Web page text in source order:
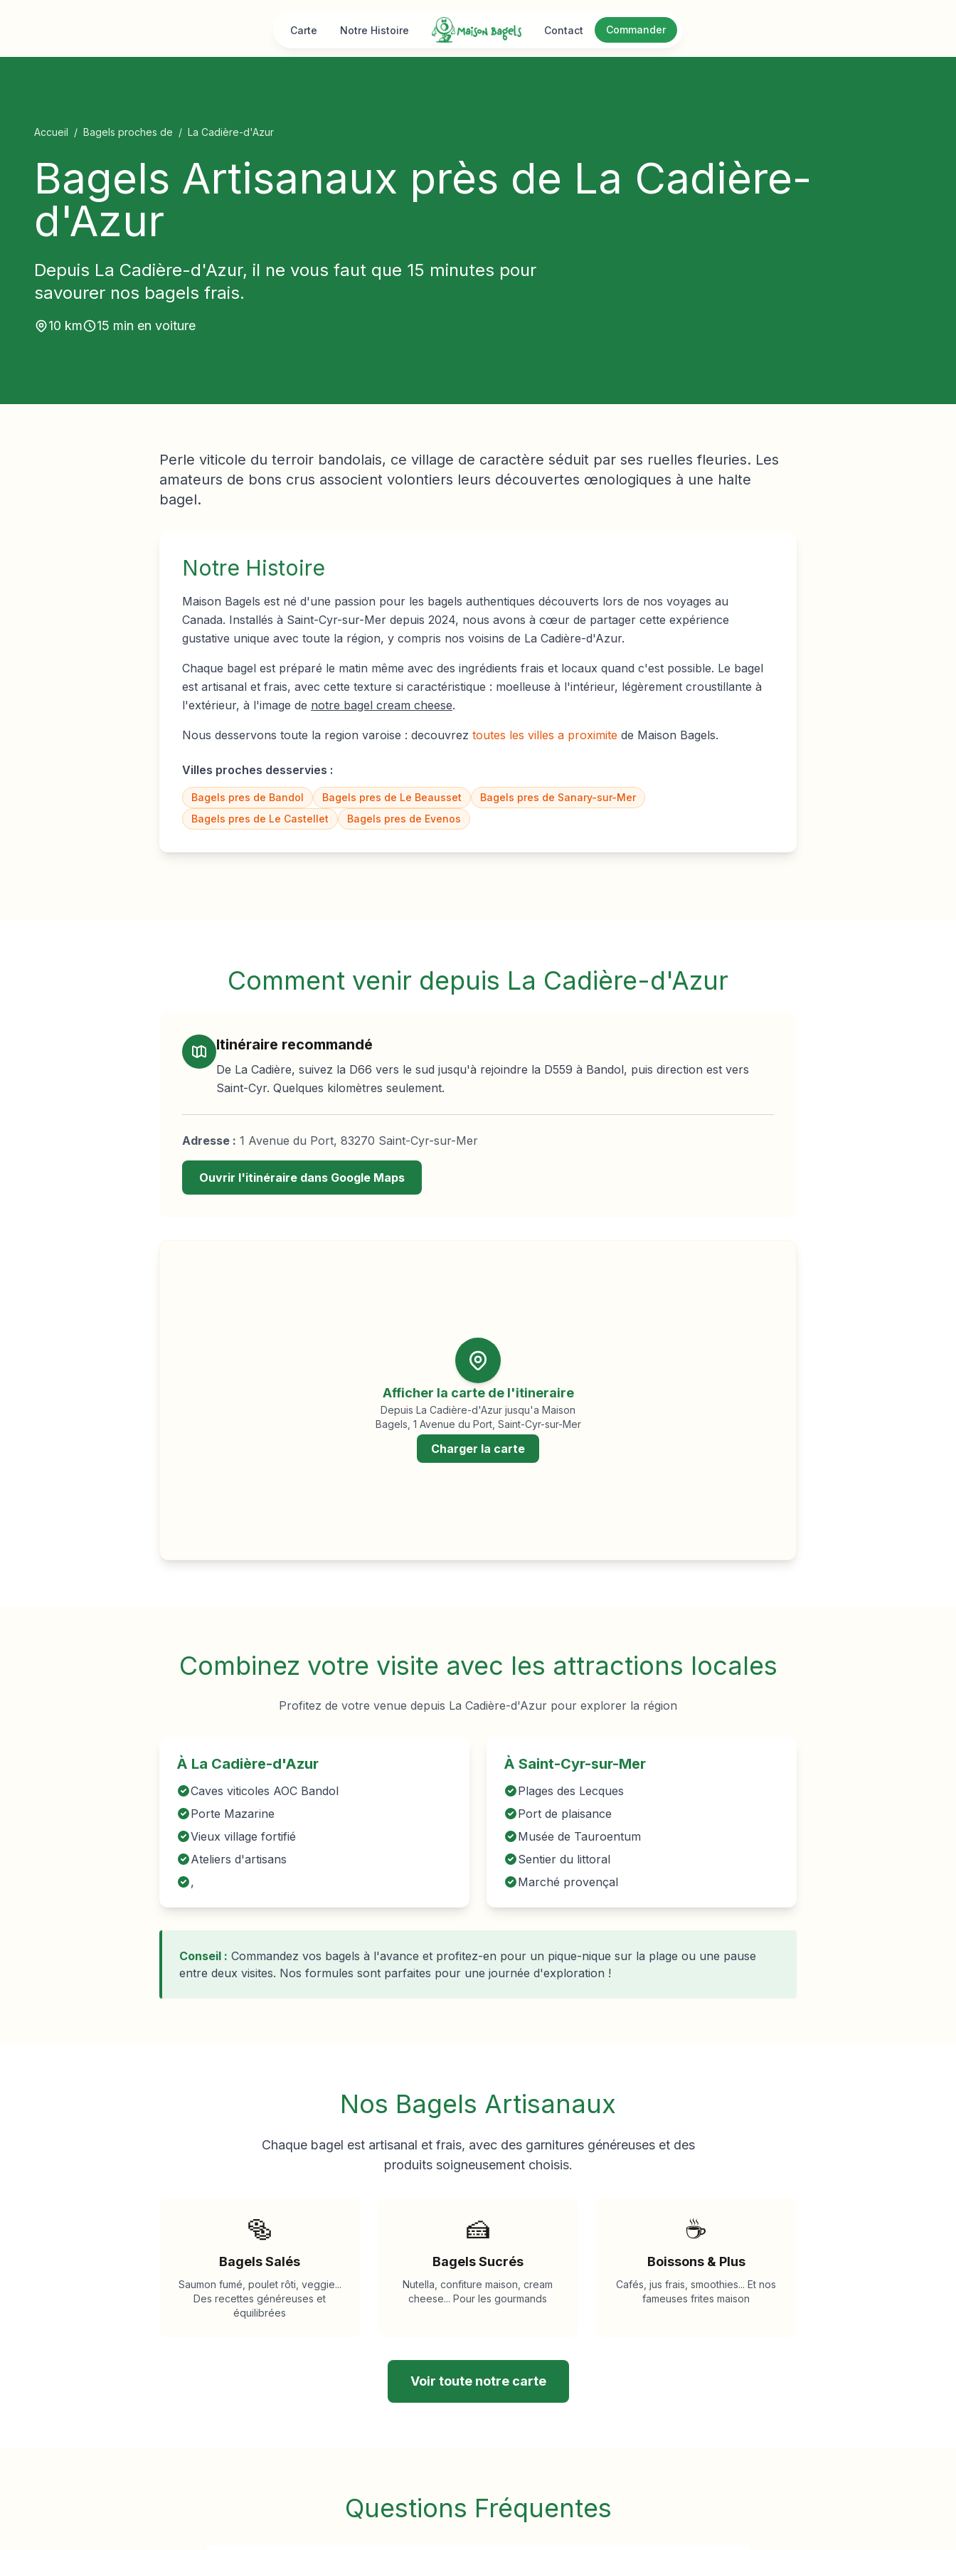
Carte Notre Histoire Contact Commander
Accueil / Bagels proches de / La Cadière-d'Azur
Bagels Artisanaux près de La Cadière-
d'Azur
Depuis La Cadière-d'Azur, il ne vous faut que 15 minutes pour
savourer nos bagels frais.
10 km 15 min en voiture
Perle viticole du terroir bandolais, ce village de caractère séduit par ses ruelles fleuries. Les
amateurs de bons crus associent volontiers leurs découvertes œnologiques à une halte
bagel.
Notre Histoire
Maison Bagels est né d'une passion pour les bagels authentiques découverts lors de nos voyages au
Canada. Installés à Saint-Cyr-sur-Mer depuis 2024, nous avons à cœur de partager cette expérience
gustative unique avec toute la région, y compris nos voisins de La Cadière-d'Azur.
Chaque bagel est préparé le matin même avec des ingrédients frais et locaux quand c'est possible. Le bagel
est artisanal et frais, avec cette texture si caractéristique : moelleuse à l'intérieur, légèrement croustillante à
l'extérieur, à l'image de notre bagel cream cheese.
Nous desservons toute la region varoise : decouvrez toutes les villes a proximite de Maison Bagels.
Villes proches desservies :
Bagels pres de Bandol Bagels pres de Le Beausset Bagels pres de Sanary-sur-Mer
Bagels pres de Le Castellet Bagels pres de Evenos
Comment venir depuis La Cadière-d'Azur
Itinéraire recommandé
De La Cadière, suivez la D66 vers le sud jusqu'à rejoindre la D559 à Bandol, puis direction est vers
Saint-Cyr. Quelques kilomètres seulement.
Adresse : 1 Avenue du Port, 83270 Saint-Cyr-sur-Mer
Ouvrir l'itinéraire dans Google Maps
Afficher la carte de l'itineraire
Depuis La Cadière-d'Azur jusqu'a Maison
Bagels, 1 Avenue du Port, Saint-Cyr-sur-Mer
Charger la carte
Combinez votre visite avec les attractions locales
Profitez de votre venue depuis La Cadière-d'Azur pour explorer la région
À La Cadière-d'Azur
Caves viticoles AOC Bandol
Porte Mazarine
Vieux village fortifié
Ateliers d'artisans
,
À Saint-Cyr-sur-Mer
Plages des Lecques
Port de plaisance
Musée de Tauroentum
Sentier du littoral
Marché provençal
Conseil : Commandez vos bagels à l'avance et profitez-en pour un pique-nique sur la plage ou une pause
entre deux visites. Nos formules sont parfaites pour une journée d'exploration !
Nos Bagels Artisanaux
Chaque bagel est artisanal et frais, avec des garnitures généreuses et des
produits soigneusement choisis.
🥯
Bagels Salés
Saumon fumé, poulet rôti, veggie...
Des recettes généreuses et
équilibrées
🍰
Bagels Sucrés
Nutella, confiture maison, cream
cheese... Pour les gourmands
☕
Boissons & Plus
Cafés, jus frais, smoothies... Et nos
fameuses frites maison
Voir toute notre carte
Questions Fréquentes